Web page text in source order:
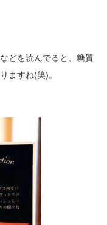
どを読んでると、糖質
ますね(笑)。